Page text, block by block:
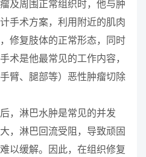
及周围正常组织时，他与肿
手术方案，利用附近的肌肉
修复肢体的正常形态，同时
术是他最常见的工作内容，
臂、腿部等）恶性肿瘤切除
，淋巴水肿是常见的并发
，淋巴回流受阻，导致顽固
以缓解。因此，在组织修复